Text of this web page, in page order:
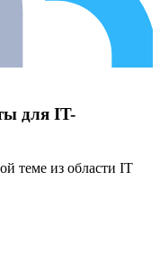
для IT-
теме из области IT